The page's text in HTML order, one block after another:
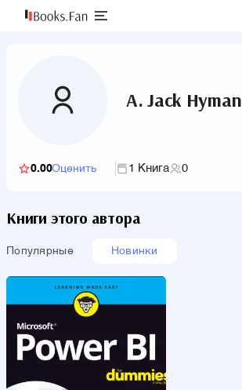
A. Jack Hyman
0.00Оценить 1 Книга 0
Книги этого автора
Популярные Новинки